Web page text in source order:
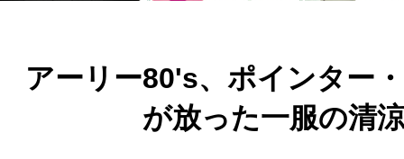
アーリー80's、ポインター
が放った一服の清